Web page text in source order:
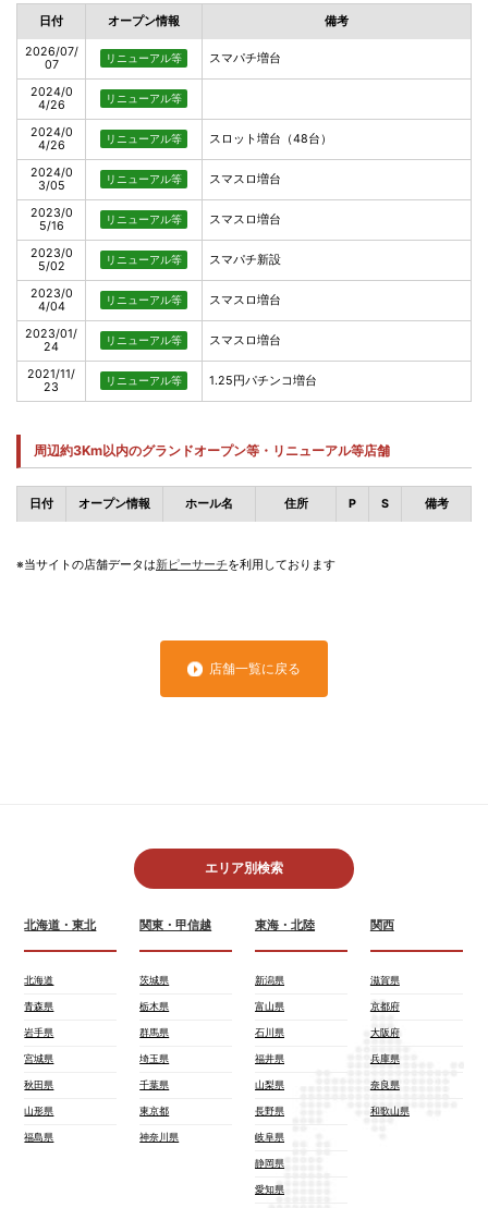
日付 オープン情報 備考
2026/07/
07
リニューアル等 スマパチ増台
2024/0
4/26
リニューアル等
2024/0
4/26
リニューアル等 スロット増台（48台）
2024/0
3/05
リニューアル等 スマスロ増台
2023/0
5/16
リニューアル等 スマスロ増台
2023/0
5/02
リニューアル等 スマパチ新設
2023/0
4/04
リニューアル等 スマスロ増台
2023/01/
24
リニューアル等 スマスロ増台
2021/11/
23
リニューアル等 1.25円パチンコ増台
周辺約3Km以内のグランドオープン等・リニューアル等店舗
日付 オープン情報 ホール名 住所 P S 備考
※当サイトの店舗データは新ピーサーチを利用しております
店舗一覧に戻る
エリア別検索
北海道・東北
北海道
青森県
岩手県
宮城県
秋田県
山形県
福島県
関東・甲信越
茨城県
栃木県
群馬県
埼玉県
千葉県
東京都
神奈川県
東海・北陸
新潟県
富山県
石川県
福井県
山梨県
長野県
岐阜県
静岡県
愛知県
関西
滋賀県
京都府
大阪府
兵庫県
奈良県
和歌山県